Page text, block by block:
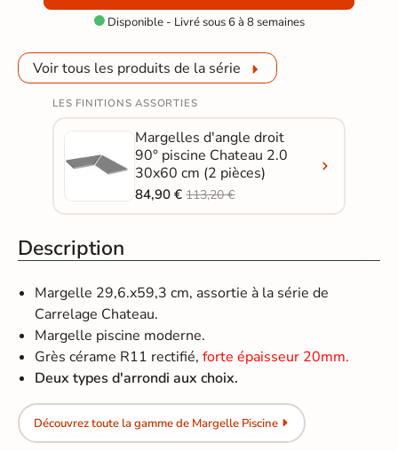
Disponible - Livré sous 6 à 8 semaines
Voir tous les produits de la série
LES FINITIONS ASSORTIES
Margelles d'angle droit
90° piscine Chateau 2.0
30x60 cm (2 pièces)
84,90 €113,20 €
Description
Margelle 29,6.x59,3 cm, assortie à la série de
Carrelage Chateau.
Margelle piscine moderne.
Grès cérame R11 rectifié,forte épaisseur 20mm.
Deux types d'arrondi aux choix.
Découvrez toute la gamme de Margelle Piscine